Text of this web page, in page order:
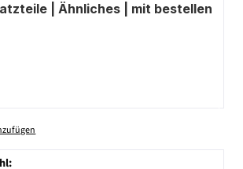
| Ähnliches | mit bestellen